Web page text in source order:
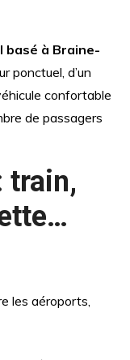
à Braine-
ponctuel, d’un
confortable
de passagers
train,
les aéroports,